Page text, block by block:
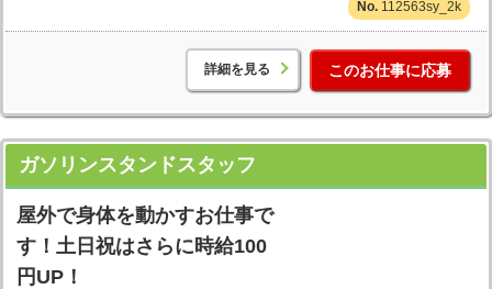
112563sy_2k
詳細を見る このお仕事に応募
ガソリンスタンドスタッフ
屋外で身体を動かすお仕事で
す！土日祝はさらに時給100
円UP！